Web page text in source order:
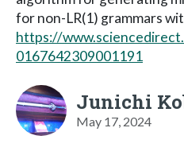
for non-LR(1) grammars
https://
0167642309001191
Junichi
May 17, 2024